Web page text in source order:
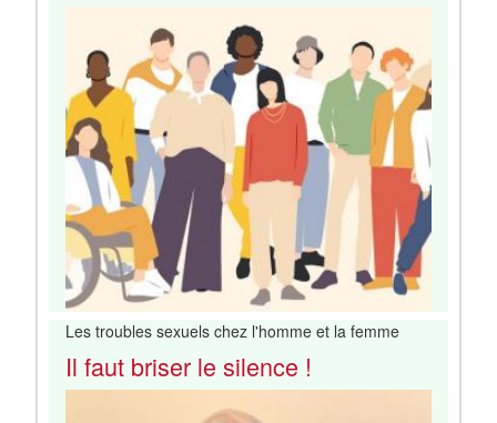
Les troubles sexuels chez l'homme et la femme
Il faut briser le silence !